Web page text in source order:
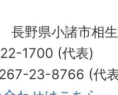
野県小諸市相
1700 (代表)
23-8766 (